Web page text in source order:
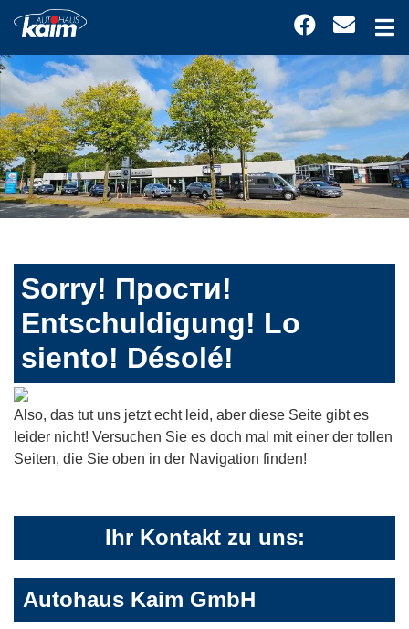
Sorry! Прости!
Entschuldigung! Lo
siento! Désolé!
Also, das tut uns jetzt echt leid, aber diese Seite gibt es
leider nicht! Versuchen Sie es doch mal mit einer der tollen
Seiten, die Sie oben in der Navigation finden!
Ihr Kontakt zu uns:
Autohaus Kaim GmbH